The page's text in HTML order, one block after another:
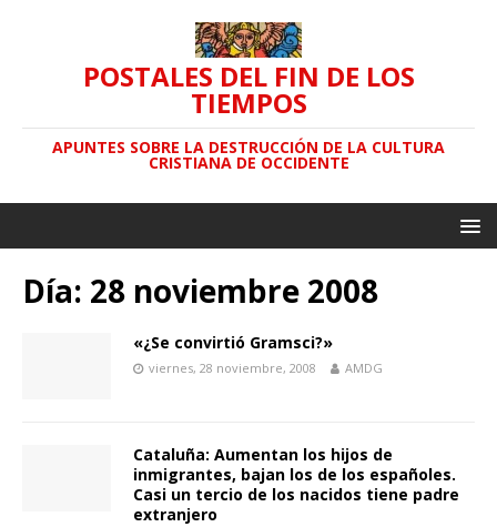
POSTALES DEL FIN DE LOS
TIEMPOS
APUNTES SOBRE LA DESTRUCCIÓN DE LA CULTURA
CRISTIANA DE OCCIDENTE
Día: 28 noviembre 2008
«¿Se convirtió Gramsci?»
viernes, 28 noviembre, 2008 AMDG
Cataluña: Aumentan los hijos de
inmigrantes, bajan los de los españoles.
Casi un tercio de los nacidos tiene padre
extranjero